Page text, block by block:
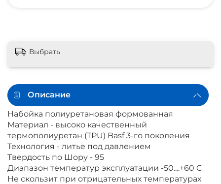
Выбрать
Описание
Набойка полиуретановая формованная
Материал - высоко качественный
термополиуретан (TPU) Basf 3-го поколения
Технология - литье под давлением
Твердость по Шору - 95
Диапазон температур эксплуатации -50....+60 C
Не скользит при отрицательных температурах